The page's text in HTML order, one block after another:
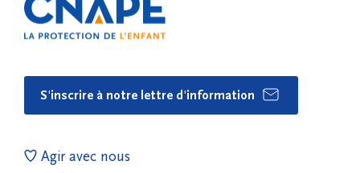
S'inscrire à notre lettre d'information
Agir avec nous